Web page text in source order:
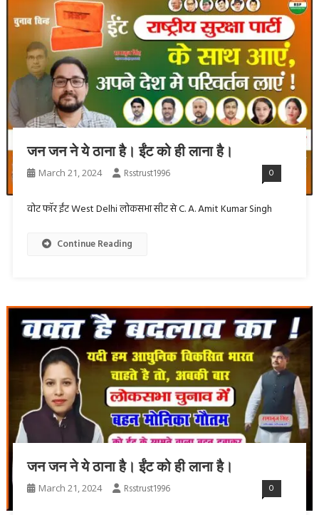
जन जन ने ये ठाना है। ईंट को ही लाना है।
March 21, 2024 Rsstrust1996 0
वोट फॉर ईंट West Delhi लोकसभा सीट से C. A. Amit Kumar Singh
Continue Reading
जन जन ने ये ठाना है। ईंट को ही लाना है।
March 21, 2024 Rsstrust1996 0